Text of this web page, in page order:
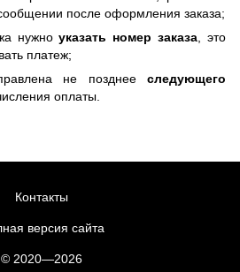
после оформления заказа;
нужноуказать номер заказа, это
платеж;
не позднее следующего
оплаты.
Контакты
версия сайта
© 2020—2026